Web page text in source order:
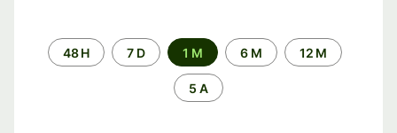
Periodo48 H 7 D 1 M 6 M 12 M
5 A